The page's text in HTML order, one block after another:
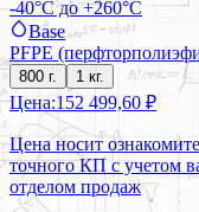
-40°C до +260°C
Base
PFPE
800 г. 1 кг.
Цена:152 499,60 ₽
Цена носит
точного КП с учетом
отделом продаж